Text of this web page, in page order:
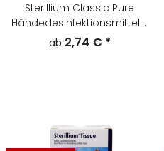
Sterillium Classic Pure
Händedesinfektionsmittel -
Größe wählbar-
ab 2,74 € *